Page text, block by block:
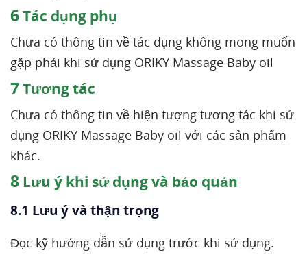
6Tác dụng phụ
Chưa có thông tin về tác dụng không mong muốn
gặp phải khi sử dụng ORIKY Massage Baby oil
7Tương tác
Chưa có thông tin về hiện tượng tương tác khi sử
dụng ORIKY Massage Baby oil với các sản phẩm
khác.
8 Lưu ý khi sử dụng và bảo quản
8.1 Lưu ý và thận trọng
Đọc kỹ hướng dẫn sử dụng trước khi sử dụng.